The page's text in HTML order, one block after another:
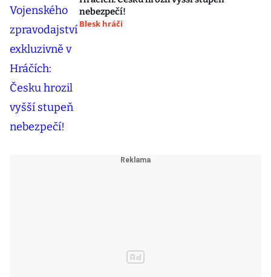
nebezpečí!
Blesk hráči